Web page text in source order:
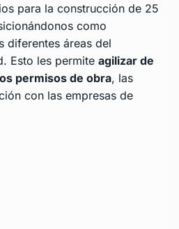
para la construcción de 25
como
diferentes áreas del
Esto les permite agilizar de
permisos de obra, las
con las empresas de